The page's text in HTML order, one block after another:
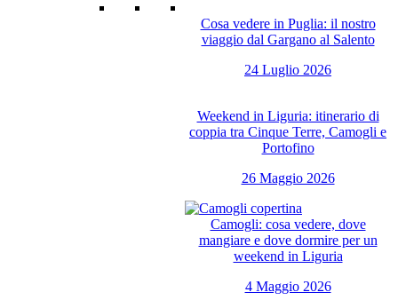
Cosa vedere in Puglia: il nostro
viaggio dal Gargano al Salento
24 Luglio 2026
Weekend in Liguria: itinerario di
coppia tra Cinque Terre, Camogli e
Portofino
26 Maggio 2026
Camogli: cosa vedere, dove
mangiare e dove dormire per un
weekend in Liguria
4 Maggio 2026